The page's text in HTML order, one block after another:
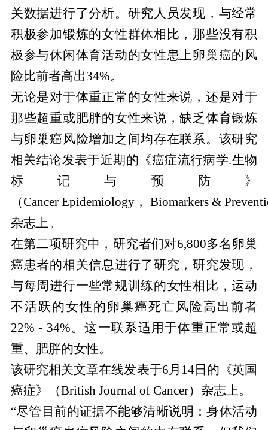
关数据进行了分析。研究人员发现，与经常
积极参加锻炼的女性群体相比，那些没有积
极参与休闲体育活动的女性患上卵巢癌的风
险比前者高出34%。
无论是对于体重正常的女性来说，还是对于
那些超重或肥胖的女性来说，缺乏体育锻炼
与卵巢癌风险增加之间均存在联系。该研究
相关结论发表于近期的《癌症流行病学.生物
标记与预防》
（Cancer Epidemiology， Biomarkers &
杂志上。
在第二项研究中，研究者们对6,800多名卵巢
癌患者的相关信息进行了研究，研究发现，
与每周进行一些常规训练的女性相比，运动
不活跃的女性的卵巢癌死亡风险高出前者
22% - 34%。这一联系适用于体重正常或超
重、肥胖的女性。
该研究相关文章在线发表于6月14日的《英国
癌症》（British Journal of Cancer）杂志上。
“尽管目前的证据不能够清晰说明：身体活动